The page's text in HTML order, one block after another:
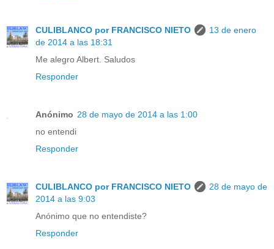
CULIBLANCO por FRANCISCO NIETO
13 de enero
de 2014 a las 18:31
Me alegro Albert. Saludos
Responder
Anónimo 28 de mayo de 2014 a las 1:00
no entendi
Responder
CULIBLANCO por FRANCISCO NIETO
28 de mayo de
2014 a las 9:03
Anónimo que no entendiste?
Responder